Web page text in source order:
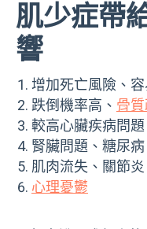
肌少症帶
響
增加死亡風險、
跌倒機率高、 骨
較高心臟疾病問題
腎臟問題、糖尿病
肌肉流失、關節炎
心理憂鬱